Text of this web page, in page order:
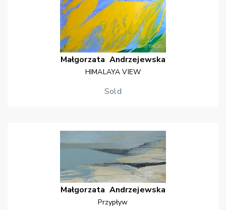
Małgorzata Andrzejewska
HIMALAYA VIEW
Sold
Małgorzata Andrzejewska
Przypływ